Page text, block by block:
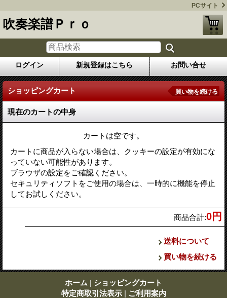
PCサイト
吹奏楽譜Ｐｒｏ
ログイン 新規登録はこちら お問い合せ
ショッピングカート 買い物を続ける
現在のカートの中身
カートは空です。
カートに商品が入らない場合は、クッキーの設定が有効にな
っていない可能性があります。
ブラウザの設定をご確認ください。
セキュリティソフトをご使用の場合は、一時的に機能を停止
してお試しください。
商品合計:0円
送料について
買い物を続ける
ホーム | ショッピングカート
特定商取引法表示 | ご利用案内